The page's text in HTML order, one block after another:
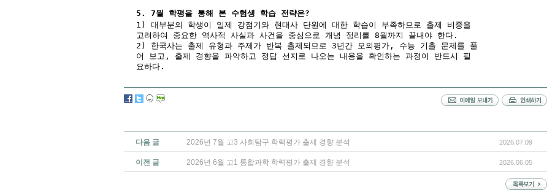
5. 7월 학평을 통해 본 수험생 학습 전략은?
1) 대부분의 학생이 일제 강점기와 현대사 단원에 대한 학습이 부족하므로 출제 비중을
고려하여 중요한 역사적 사실과 사건을 중심으로 개념 정리를 8월까지 끝내야 한다.
2) 한국사는 출제 유형과 주제가 반복 출제되므로 3년간 모의평가, 수능 기출 문제를 풀
어 보고, 출제 경향을 파악하고 정답 선지로 나오는 내용을 확인하는 과정이 반드시 필
요하다.
다음 글 2026년 7월 고3 사회탐구 학력평가 출제 경향 분석 2026.07.09
이전 글 2026년 6월 고1 통합과학 학력평가 출제 경향 분석 2026.06.05